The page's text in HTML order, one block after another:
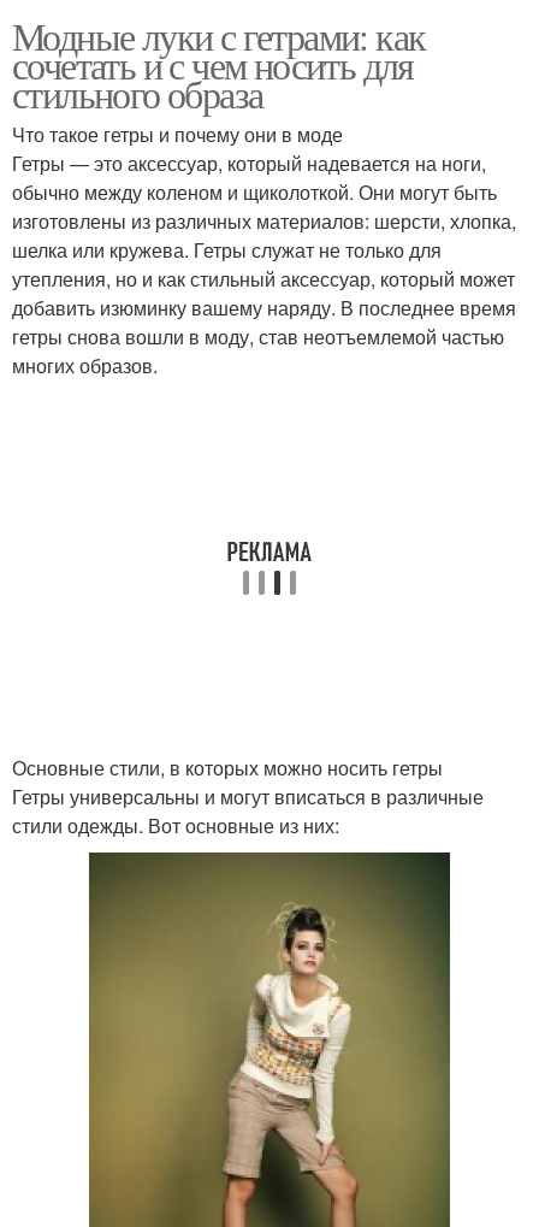
Модные луки с гетрами: как
сочетать и с чем носить для
стильного образа
Что такое гетры и почему они в моде
Гетры — это аксессуар, который надевается на ноги,
обычно между коленом и щиколоткой. Они могут быть
изготовлены из различных материалов: шерсти, хлопка,
шелка или кружева. Гетры служат не только для
утепления, но и как стильный аксессуар, который может
добавить изюминку вашему наряду. В последнее время
гетры снова вошли в моду, став неотъемлемой частью
многих образов.
Основные стили, в которых можно носить гетры
Гетры универсальны и могут вписаться в различные
стили одежды. Вот основные из них: